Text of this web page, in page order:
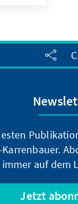
immer auf dem
Jetzt